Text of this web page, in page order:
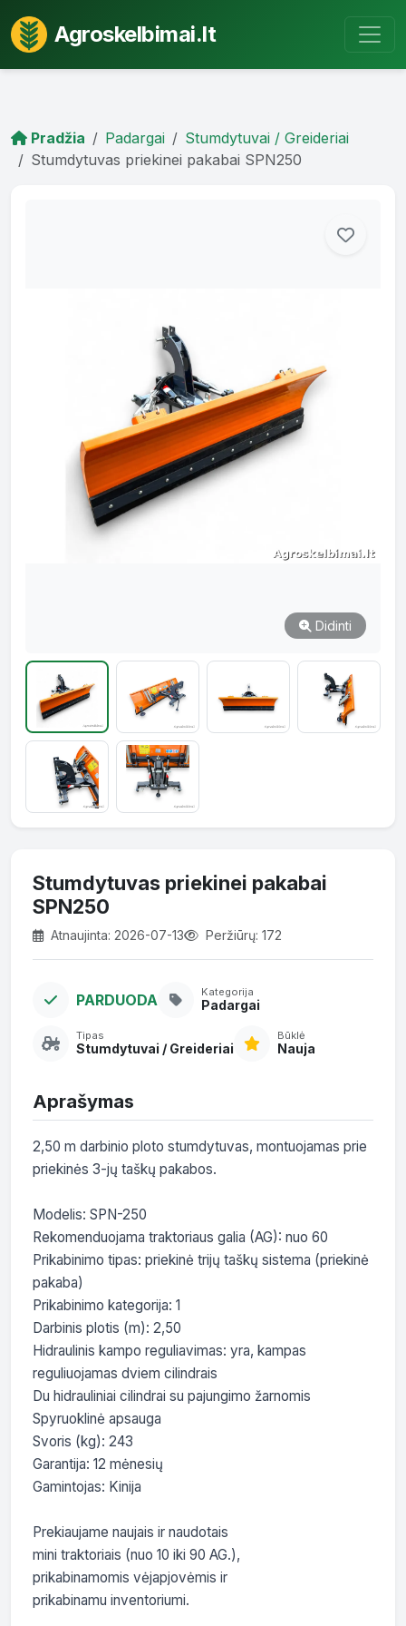
Agroskelbimai.lt
Pradžia Padargai
Stumdytuvai / Greideriai
Stumdytuvas priekinei pakabai SPN250
Didinti
Stumdytuvas priekinei pakabai
SPN250
Atnaujinta: 2026-07-13 Peržiūrų: 172
PARDUODA Kategorija
Padargai
Tipas
Stumdytuvai / Greideriai
Būklė
Nauja
Aprašymas
2,50 m darbinio ploto stumdytuvas, montuojamas prie
priekinės 3-jų taškų pakabos.
Modelis: SPN-250
Rekomenduojama traktoriaus galia (AG): nuo 60
Prikabinimo tipas: priekinė trijų taškų sistema (priekinė
pakaba)
Prikabinimo kategorija: 1
Darbinis plotis (m): 2,50
Hidraulinis kampo reguliavimas: yra, kampas
reguliuojamas dviem cilindrais
Du hidrauliniai cilindrai su pajungimo žarnomis
Spyruoklinė apsauga
Svoris (kg): 243
Garantija: 12 mėnesių
Gamintojas: Kinija
Prekiaujame naujais ir naudotais
mini traktoriais (nuo 10 iki 90 AG.),
prikabinamomis vėjapjovėmis ir
prikabinamu inventoriumi.